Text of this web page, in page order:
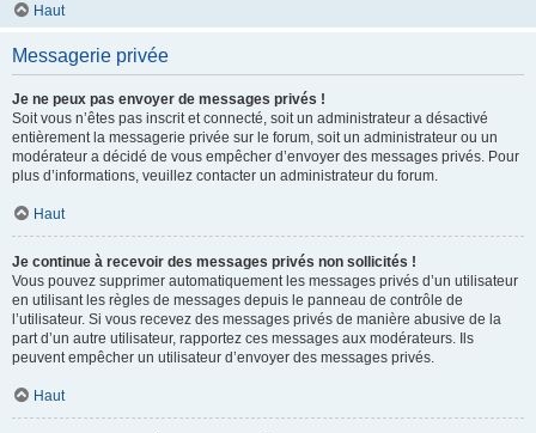
Haut
Messagerie privée
Je ne peux pas envoyer de messages privés !
Soit vous n’êtes pas inscrit et connecté, soit un administrateur a désactivé
entièrement la messagerie privée sur le forum, soit un administrateur ou un
modérateur a décidé de vous empêcher d’envoyer des messages privés. Pour
plus d’informations, veuillez contacter un administrateur du forum.
Haut
Je continue à recevoir des messages privés non sollicités !
Vous pouvez supprimer automatiquement les messages privés d’un utilisateur
en utilisant les règles de messages depuis le panneau de contrôle de
l’utilisateur. Si vous recevez des messages privés de manière abusive de la
part d’un autre utilisateur, rapportez ces messages aux modérateurs. Ils
peuvent empêcher un utilisateur d’envoyer des messages privés.
Haut